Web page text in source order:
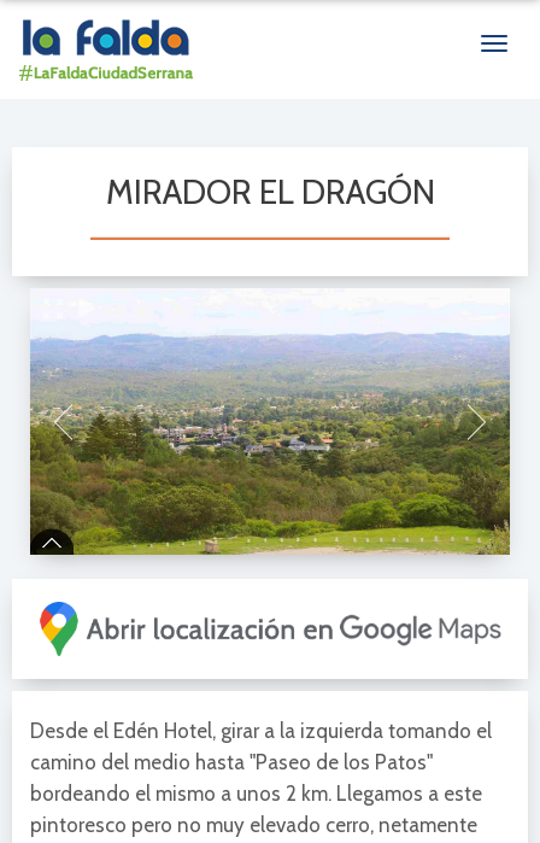
MIRADOR EL DRAGÓN
Desde el Edén Hotel, girar a la izquierda tomando el
camino del medio hasta "Paseo de los Patos"
bordeando el mismo a unos 2 km. Llegamos a este
pintoresco pero no muy elevado cerro, netamente